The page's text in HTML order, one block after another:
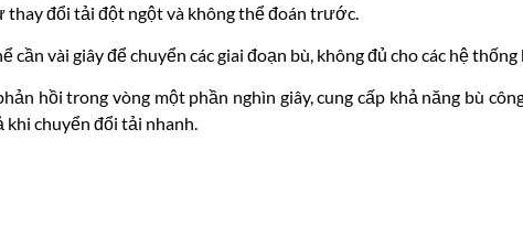
đổi tải đột ngột và không thể đoán trước.
cần vài giây để chuyển các giai đoạn bù, không đủ cho các hệ
hồi trong vòng một phần nghìn giây, cung cấp khả năng bù
khi chuyển đổi tải nhanh.